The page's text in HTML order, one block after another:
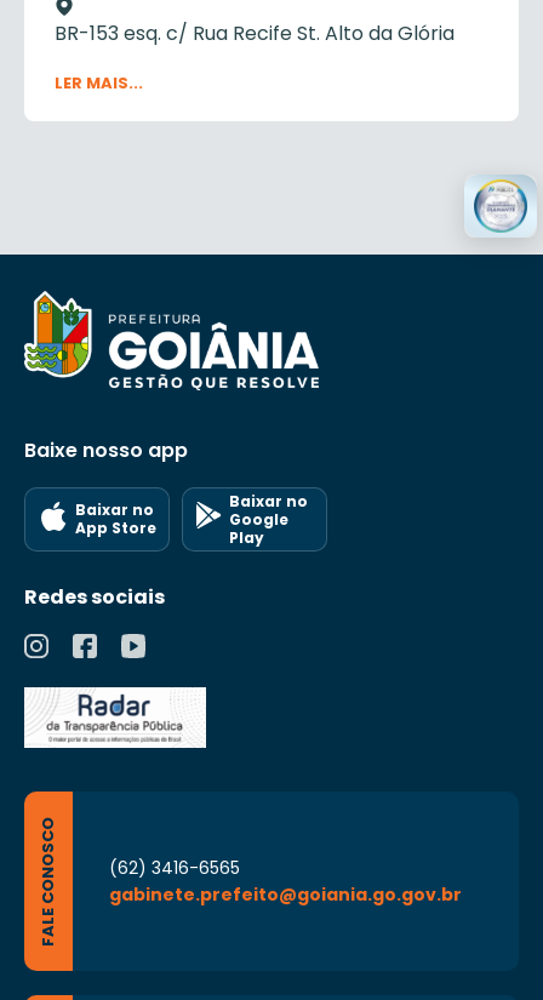
BR-153 esq. c/ Rua Recife St. Alto da Glória
LER MAIS...
Baixe nosso app
Baixar no
App Store
Baixar no
Google
Play
Redes sociais
FALE CONOSCO
(62) 3416-6565
gabinete.prefeito@goiania.go.gov.br